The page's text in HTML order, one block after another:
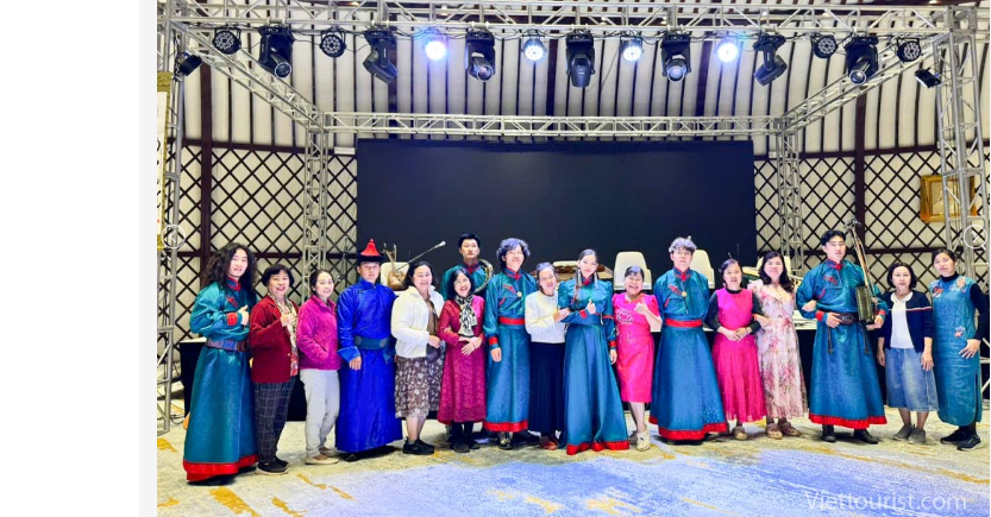
còn có một bảo tàng trưng bày hiện vật về lịch sử của đế chế Mông Cổ.
Kết thúc buổi tham quan, đoàn trở về thủ đô Ulaanbaatar để dùng bữa tối. Sau đó, quý khách sẽ ra
ga tàu để lên chuyến tàu đêm khởi hành lúc 18:55 điErdenet. Chuyến đi sẽ đưa quý khách qua
những cánh đồng bất tận và vùng núi xa xôi, chiêm ngưỡng ánh đèn lấp lánh của các khu định cư
nhỏ trong đêm. Quý khách sẽ nghỉ đêm trên tàu.